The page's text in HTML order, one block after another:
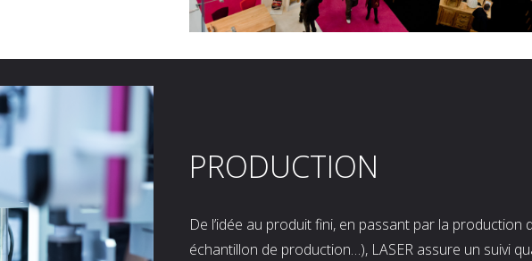
PRODUCTION
De l’idée au produit fini, en passant par la production
échantillon de production…), LASER assure un suivi